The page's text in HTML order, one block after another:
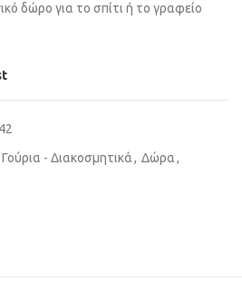
δώρο για το σπίτι ή το γραφείο
- Διακοσμητικά, Δώρα,